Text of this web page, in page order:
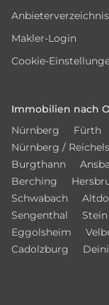
Anbieterverzeichnis
Makler-Login
Cookie-
Immobilien nach
Nürnberg
Fürth
Nürnberg /
Burgthann
Berching
Schwabach
Sengenthal
Stein
Eggolsheim
Cadolzburg